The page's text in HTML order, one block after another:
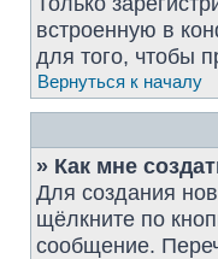
встроенную в
для того, чтобы
Вернуться к началу
» Как мне
Для создания
щёлкните по
сообщение.